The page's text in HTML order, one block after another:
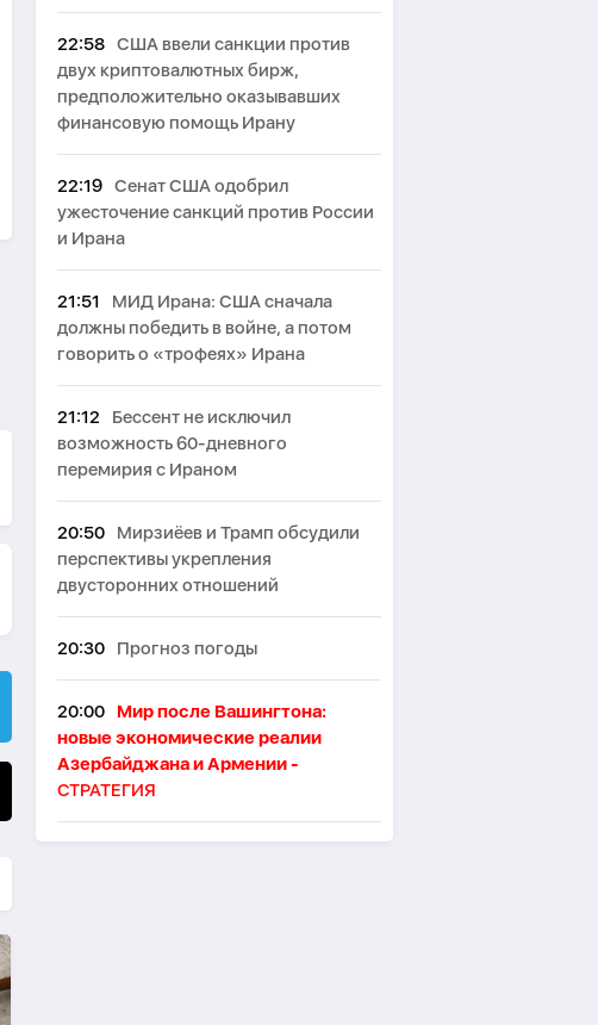
22:58 США ввели санкции против
двух криптовалютных бирж,
предположительно оказывавших
финансовую помощь Ирану
22:19 Сенат США одобрил
ужесточение санкций против России
и Ирана
21:51
МИД Ирана: США сначала
должны победить в войне, а потом
говорить о «трофеях» Ирана
21:12
Бессент не исключил
возможность 60-дневного
перемирия с Ираном
20:50
Мирзиёев и Трамп обсудили
перспективы укрепления
двусторонних отношений
20:30 Прогноз погоды
20:00
Мир после Вашингтона:
новые экономические реалии
Азербайджана и Армении -
СТРАТЕГИЯ